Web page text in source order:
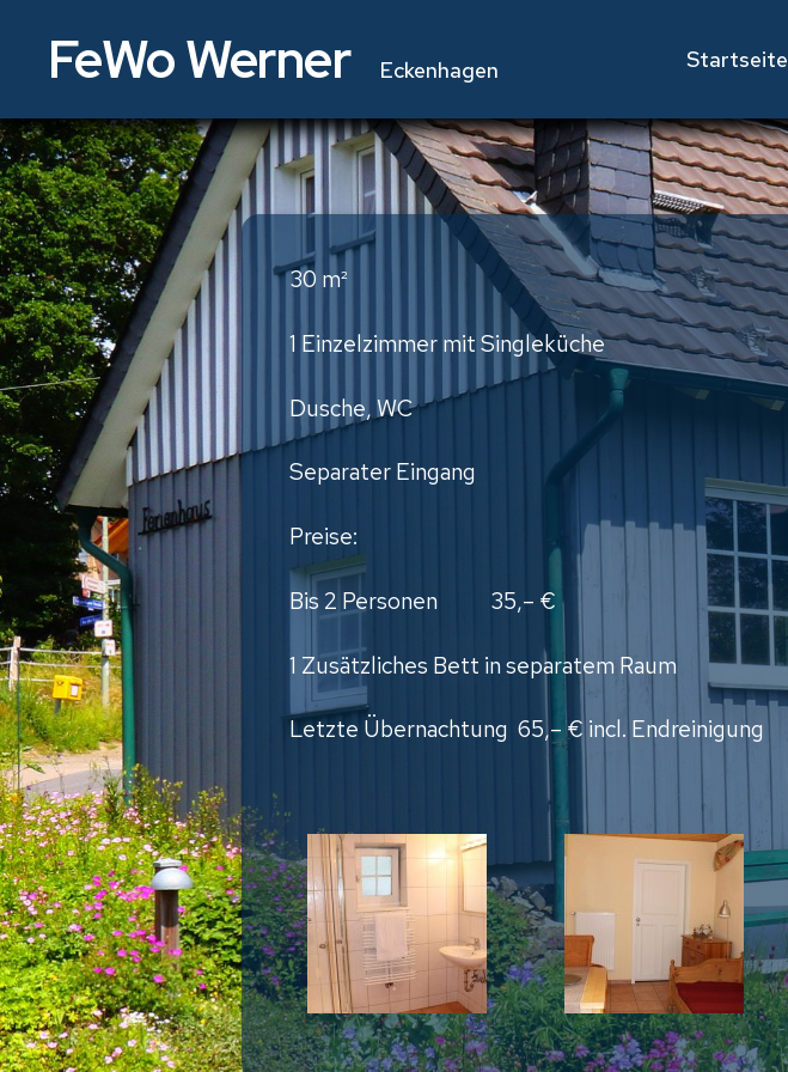
FeWo Werner Eckenhagen Startseite
30 m²
1 Einzelzimmer mit Singleküche
Dusche, WC
Separater Eingang
Preise:
Bis 2 Personen 35,– €
1 Zusätzliches Bett in separatem Raum
Letzte Übernachtung 65,– € incl. Endreinigung